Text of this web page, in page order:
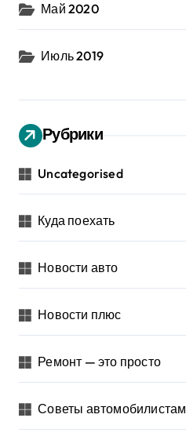
Май 2020
Июль 2019
Рубрики
Uncategorised
Куда поехать
Новости авто
Новости плюс
Ремонт — это просто
Советы автомобилистам